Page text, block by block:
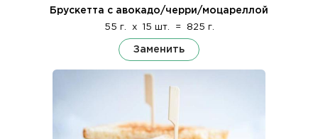
Брускетта с авокадо/черри/моцареллой
55 г. x 15 шт. = 825 г.
Заменить